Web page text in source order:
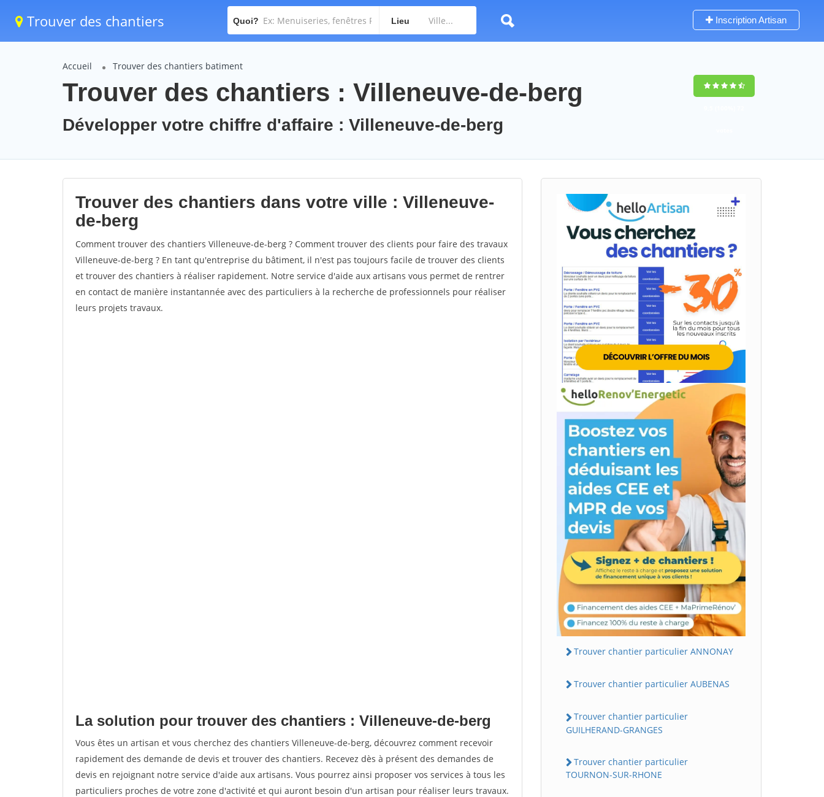
Trouver des chantiers Quoi? Lieu Inscription Artisan
Accueil Trouver des chantiers batiment
Trouver des chantiers : Villeneuve-de-berg
Développer votre chiffre d'affaire : Villeneuve-de-berg
Trouver des chantiers dans votre ville : Villeneuve-
de-berg
Comment trouver des chantiers Villeneuve-de-berg ? Comment trouver des clients pour faire des travaux
Villeneuve-de-berg ? En tant qu'entreprise du bâtiment, il n'est pas toujours facile de trouver des clients
et trouver des chantiers à réaliser rapidement. Notre service d'aide aux artisans vous permet de rentrer
en contact de manière instantannée avec des particuliers à la recherche de professionnels pour réaliser
leurs projets travaux.
La solution pour trouver des chantiers : Villeneuve-de-berg
Vous êtes un artisan et vous cherchez des chantiers Villeneuve-de-berg, découvrez comment recevoir
rapidement des demande de devis et trouver des chantiers. Recevez dès à présent des demandes de
devis en rejoignant notre service d'aide aux artisans. Vous pourrez ainsi proposer vos services à tous les
particuliers proches de votre zone d'activité et qui auront besoin d'un artisan pour réaliser leurs travaux.
Trouver chantier particulier ANNONAY
Trouver chantier particulier AUBENAS
Trouver chantier particulier
GUILHERAND-GRANGES
Trouver chantier particulier
TOURNON-SUR-RHONE